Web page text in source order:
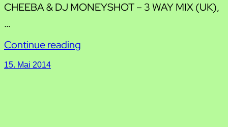
CHEEBA & DJ MONEYSHOT – 3 WAY MIX (UK),
…
Continue reading
15. Mai 2014